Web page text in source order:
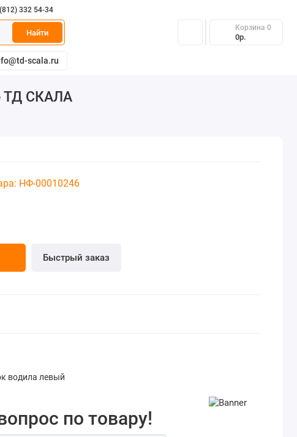
332 54-34
Найти
Корзина 0
0р.
scala.ru
ТД СКАЛА
НФ-00010246
Быстрый заказ
водила левый
по товару!